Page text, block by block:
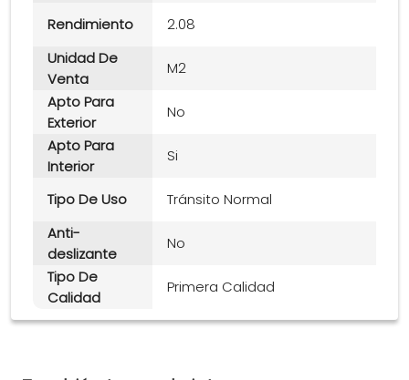
Rendimiento
2.08
Unidad De
Venta
M2
Apto Para
Exterior
No
Apto Para
Interior
Si
Tipo De Uso
Tránsito Normal
Anti-
deslizante
No
Tipo De
Calidad
Primera Calidad